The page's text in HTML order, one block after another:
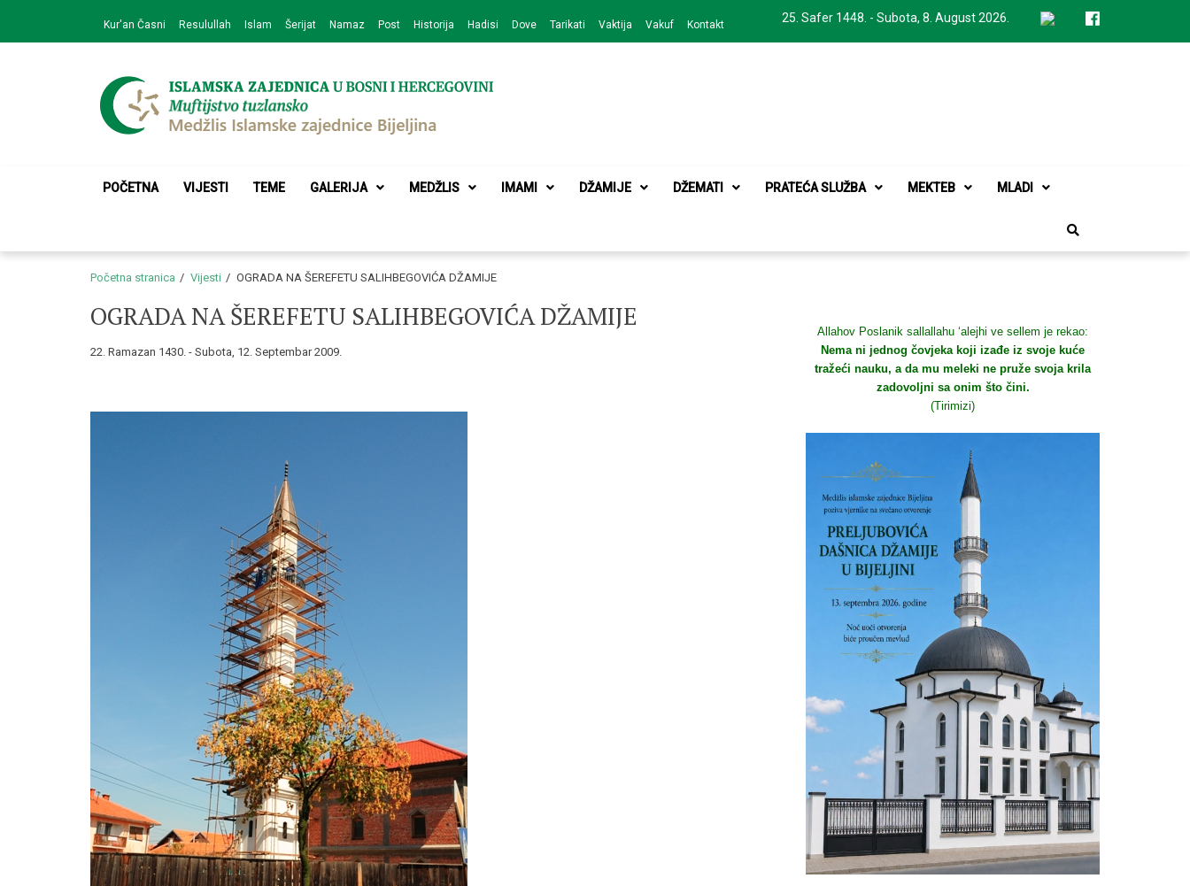
navigation
content
25. Safer 1448. - Subota, 8. August 2026.
Kur'an Časni Resulullah Islam Šerijat Namaz Post Historija Hadisi Dove Tarikati Vaktija Vakuf Kontakt
Medžlis Islamske zajednice Bijeljina
POČETNA VIJESTI TEME GALERIJA MEDŽLIS IMAMI DŽAMIJE DŽEMATI PRATEĆA SLUŽBA MEKTEB MLADI
Početna stranica Vijesti OGRADA NA ŠEREFETU SALIHBEGOVIĆA DŽAMIJE
OGRADA NA ŠEREFETU SALIHBEGOVIĆA DŽAMIJE
22. Ramazan 1430. - Subota, 12. Septembar 2009.
Allahov Poslanik sallallahu ‘alejhi ve sellem je rekao:
Nema ni jednog čovjeka koji izađe iz svoje kuće
tražeći nauku, a da mu meleki ne pruže svoja krila
zadovoljni sa onim što čini.
(Tirimizi)